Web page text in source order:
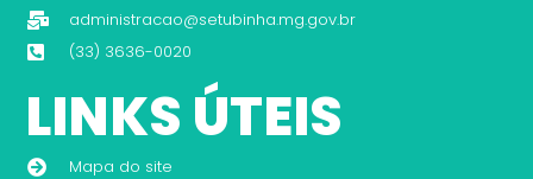
administracao@setubinha.mg.gov.br
(33) 3636-0020
LINKS ÚTEIS
Mapa do site